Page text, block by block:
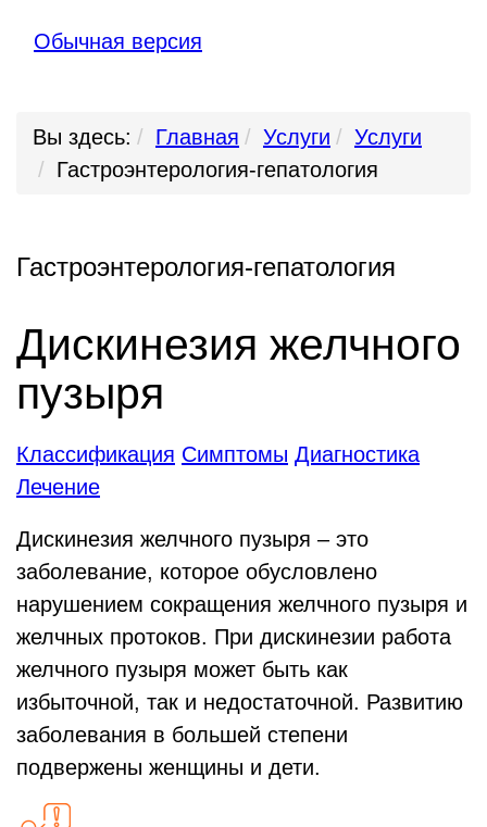
Обычная версия
Вы здесь: Главная Услуги
Услуги
Гастроэнтерология-гепатология
Гастроэнтерология-гепатология
Дискинезия желчного
пузыря
Классификация Симптомы Диагностика
Лечение
Дискинезия желчного пузыря – это
заболевание, которое обусловлено
нарушением сокращения желчного пузыря и
желчных протоков. При дискинезии работа
желчного пузыря может быть как
избыточной, так и недостаточной. Развитию
заболевания в большей степени
подвержены женщины и дети.